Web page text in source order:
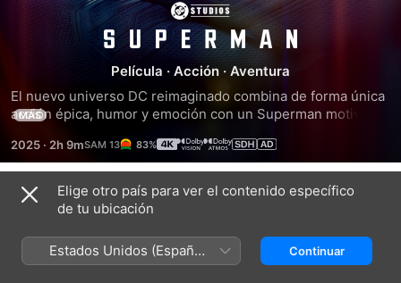
Superman
Película · Acción · Aventura
El nuevo universo DC reimaginado combina de forma única
acción épica, humor y emoción con un Superman motivado
humanidad. La película en formato digital incluye más de 2
horas de contenido extra, con comentarios del director,
tomas falsas y escenas inéditas. ¡Ya disponible!
MÁS
2025 · 2h 9m 83%
Tráilers
Elige otro país para ver el contenido específico
de tu ubicación
Estados Unidos (Español
México)
Continuar